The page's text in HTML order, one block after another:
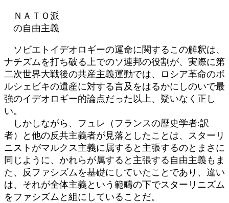
ＮＡＴＯ派
の自由主義
ソビエトイデオロギーの運命に関するこの解釈は、
ナチズムを打ち破る上でのソ連邦の役割が、実際に第
二次世界大戦後の共産主義運動では、ロシア革命のボ
ルシェビキの遺産に対する言及をはるかにしのいで最
強のイデオロギー的論点だった以上、疑いなく正し
い。
しかしながら、フュレ（フランスの歴史学者:訳
者）と他の反共主義者が見落としたことは、スターリ
ニストがマルクス主義に属すると主張するのとまさに
同じように、かれらが属すると主張する自由主義もま
た、反ファシズムを基礎にしていたことであり、違い
は、それが全体主義という範疇の下でスターリニズム
をファシズムと組にしていることだ。